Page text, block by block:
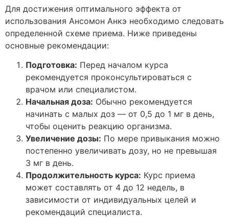
Для достижения оптимального эффекта от
использования Ансомон Анкэ необходимо следовать
определенной схеме приема. Ниже приведены
основные рекомендации:
Подготовка: Перед началом курса
рекомендуется проконсультироваться с
врачом или специалистом.
Начальная доза: Обычно рекомендуется
начинать с малых доз — от 0,5 до 1 мг в день,
чтобы оценить реакцию организма.
Увеличение дозы: По мере привыкания можно
постепенно увеличивать дозу, но не превышая
3 мг в день.
Продолжительность курса: Курс приема
может составлять от 4 до 12 недель, в
зависимости от индивидуальных целей и
рекомендаций специалиста.